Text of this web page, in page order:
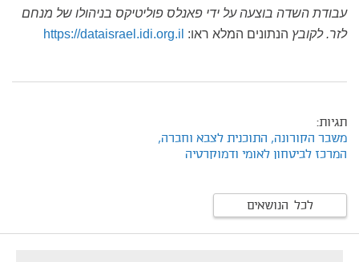
עבודת השדה בוצעה על ידי פאנלס פוליטיקס בניהולו של מנחם
לזר. לקובץ הנתונים המלא ראו: https://dataisrael.idi.org.il
תגיות:
משבר הקורונה, התוכנית לצבא וחברה,
המרכז לביטחון לאומי ודמוקרטיה
לכל הנושאים